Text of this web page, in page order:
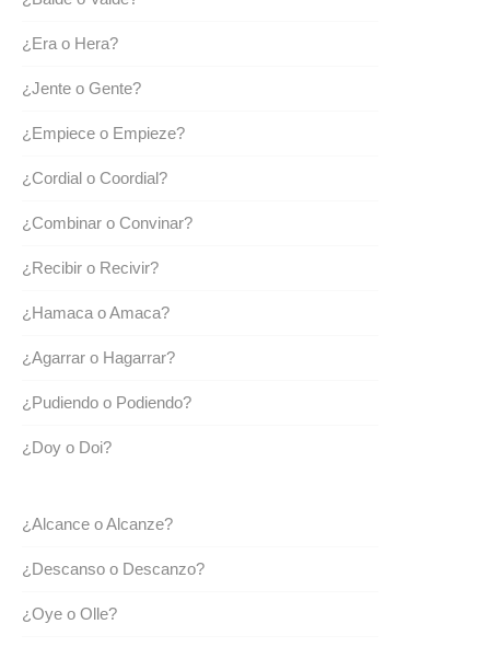
¿Era o Hera?
¿Jente o Gente?
¿Empiece o Empieze?
¿Cordial o Coordial?
¿Combinar o Convinar?
¿Recibir o Recivir?
¿Hamaca o Amaca?
¿Agarrar o Hagarrar?
¿Pudiendo o Podiendo?
¿Doy o Doi?
¿Alcance o Alcanze?
¿Descanso o Descanzo?
¿Oye o Olle?